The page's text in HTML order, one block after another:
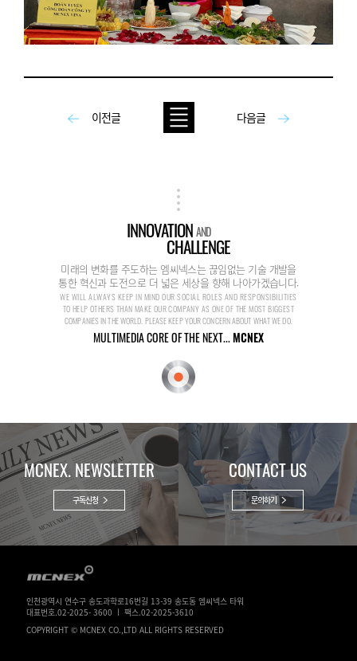
이전글 다음글
INNOVATIONAND
CHALLENGE
미래의 변화를 주도하는 엠씨넥스는 끊임없는 기술 개발을
통한 혁신과 도전으로 더 넓은 세상을 향해 나아가겠습니다.
WE WILL ALWAYS KEEP IN MIND OUR SOCIAL ROLES AND RESPONSIBILITIES
TO HELP OTHERS THAN MAKE OUR COMPANY AS ONE OF THE MOST BIGGEST
COMPANIES IN THE WORLD. PLEASE KEEP YOUR CONCERN ABOUT WHAT WE DO.
MULTIMEDIA CORE OF THE NEXT...MCNEX
MCNEX. NEWSLETTER
구독신청
CONTACT US
문의하기
인천광역시 연수구 송도과학로16번길 13-39 송도동 엠씨넥스 타워
대표번호.02-2025- 3600 ㅣ 팩스.02-2025-3610
COPYRIGHT © MCNEX CO.,LTD ALL RIGHTS RESERVED